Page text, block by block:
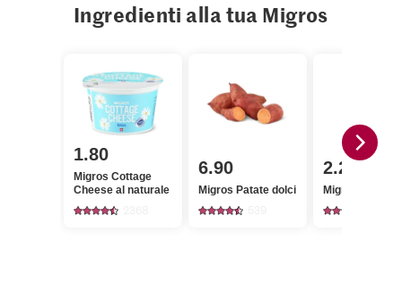
Ingredienti alla tua Migros
1.80
Migros Cottage
Cheese al naturale
6.90
Migros Patate dolci
2.20
Migros